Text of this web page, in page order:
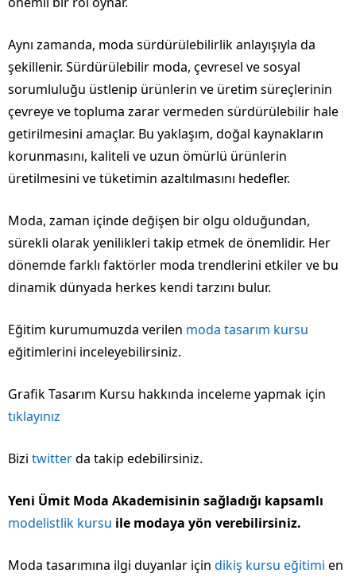
Aynı zamanda, moda sürdürülebilirlik anlayışıyla da
şekillenir. Sürdürülebilir moda, çevresel ve sosyal
sorumluluğu üstlenip ürünlerin ve üretim süreçlerinin
çevreye ve topluma zarar vermeden sürdürülebilir hale
getirilmesini amaçlar. Bu yaklaşım, doğal kaynakların
korunmasını, kaliteli ve uzun ömürlü ürünlerin
üretilmesini ve tüketimin azaltılmasını hedefler.
Moda, zaman içinde değişen bir olgu olduğundan,
sürekli olarak yenilikleri takip etmek de önemlidir. Her
dönemde farklı faktörler moda trendlerini etkiler ve bu
dinamik dünyada herkes kendi tarzını bulur.
Eğitim kurumumuzda verilen moda tasarım kursu
eğitimlerini inceleyebilirsiniz.
Grafik Tasarım Kursu hakkında inceleme yapmak için
tıklayınız
Bizi twitterda takip edebilirsiniz.
Yeni Ümit Moda Akademisinin sağladığı kapsamlı
modelistlik kursu ile modaya yön verebilirsiniz.
Moda tasarımına ilgi duyanlar için dikiş kursu eğitimi en